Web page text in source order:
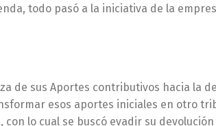
todo pasó a la iniciativa de la
de sus Aportes contributivos hacia la
esos aportes iniciales en otro
lo cual se buscó evadir su